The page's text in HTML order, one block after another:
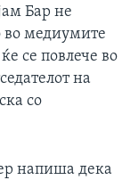
Бар не
во медиумите
се повлече во
на
со
напиша дека